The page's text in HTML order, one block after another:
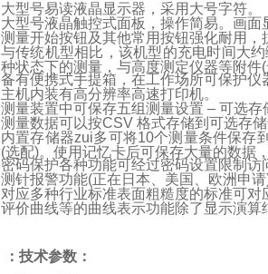
大型号易读液晶显示器，采用大号字符。
大型号液晶触控式面板，操作简易。画面
测量开始按钮及其他常用按钮强化耐用，
与传统机型相比，该机型的充电时间大
种状态下的测量，与高度测定仪器等附
备有便携式手提箱，在工作场所可保护仪
主机内装有高分辨率高速打印机。
测量装置中可保存五组测量设置 – 可选存
测量数据可以按CSV 格式存储到可选存
内置存储器zui多可将10个测量条件保存
(选配)。使用记忆卡后可保存大量的数据
密码保护各种功能可经过密码设置限制访
测针报警功能(正在日本、美国、欧洲申
对应多种行业标准表面粗糙度的标准可对
评价曲线等的曲线表示功能除了显示演算
： 技术参数：